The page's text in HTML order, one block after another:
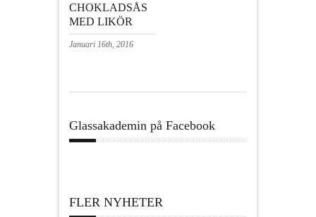
CHOKLADSÅS
MED LIKÖR
Januari 16th, 2016
Glassakademin på Facebook
FLER NYHETER